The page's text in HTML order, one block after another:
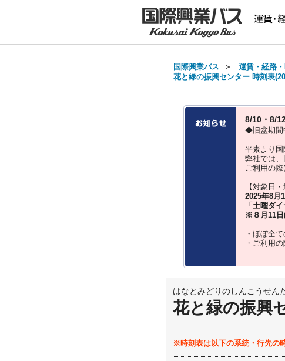
国際興業バス ＞ 運賃・経路
花と緑の振興センター 時刻表
8/10・8/
◆旧盆期間
平素より国
弊社では、
ご利用の
【対象日
2025年8月
「土曜ダイ
※８月11日
・ほぼ全
・ご利用
はなとみどりのしんこうせん
花と緑の振興
※時刻表は以下の系統・行先の